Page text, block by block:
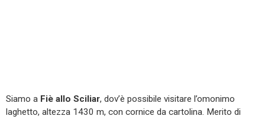
Siamo a Fiè allo Sciliar, dov’è possibile visitare l’omonimo
laghetto, altezza 1430 m, con cornice da cartolina. Merito di